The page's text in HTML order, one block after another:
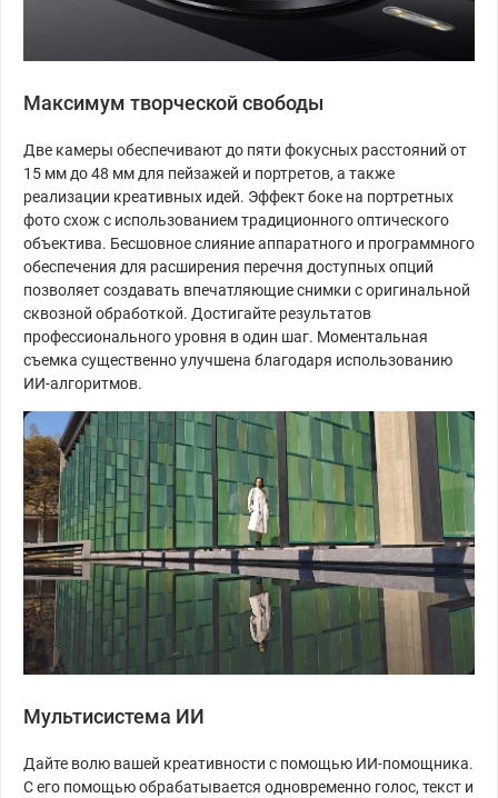
Максимум творческой свободы
Две камеры обеспечивают до пяти фокусных расстояний от
15 мм до 48 мм для пейзажей и портретов, а также
реализации креативных идей. Эффект боке на портретных
фото схож с использованием традиционного оптического
объектива. Бесшовное слияние аппаратного и программного
обеспечения для расширения перечня доступных опций
позволяет создавать впечатляющие снимки с оригинальной
сквозной обработкой. Достигайте результатов
профессионального уровня в один шаг. Моментальная
съемка существенно улучшена благодаря использованию
ИИ-алгоритмов.
Мультисистема ИИ
Дайте волю вашей креативности с помощью ИИ-помощника.
С его помощью обрабатывается одновременно голос, текст и